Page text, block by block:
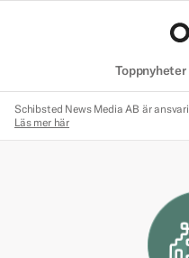
Toppnyheter
Schibsted News Media AB är
Läs mer här